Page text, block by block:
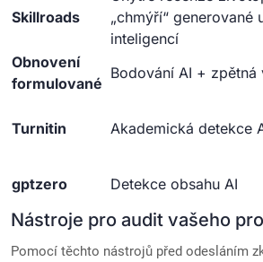
Skillroads
„chmýří“ generované
inteligencí
Obnovení
formulované
Bodování AI + zpětná
Turnitin Akademická detekce
gptzero
Detekce obsahu AI
Nástroje pro audit vašeho
Pomocí těchto nástrojů před odesláním